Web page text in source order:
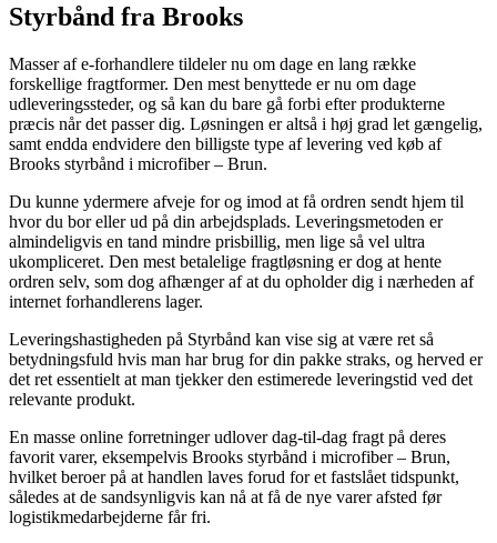
Styrbånd fra Brooks
Masser af e-forhandlere tildeler nu om dage en lang række
forskellige fragtformer. Den mest benyttede er nu om dage
udleveringssteder, og så kan du bare gå forbi efter produkterne
præcis når det passer dig. Løsningen er altså i høj grad let gængelig,
samt endda endvidere den billigste type af levering ved køb af
Brooks styrbånd i microfiber – Brun.
Du kunne ydermere afveje for og imod at få ordren sendt hjem til
hvor du bor eller ud på din arbejdsplads. Leveringsmetoden er
almindeligvis en tand mindre prisbillig, men lige så vel ultra
ukompliceret. Den mest betalelige fragtløsning er dog at hente
ordren selv, som dog afhænger af at du opholder dig i nærheden af
internet forhandlerens lager.
Leveringshastigheden på Styrbånd kan vise sig at være ret så
betydningsfuld hvis man har brug for din pakke straks, og herved er
det ret essentielt at man tjekker den estimerede leveringstid ved det
relevante produkt.
En masse online forretninger udlover dag-til-dag fragt på deres
favorit varer, eksempelvis Brooks styrbånd i microfiber – Brun,
hvilket beroer på at handlen laves forud for et fastslået tidspunkt,
således at de sandsynligvis kan nå at få de nye varer afsted før
logistikmedarbejderne får fri.